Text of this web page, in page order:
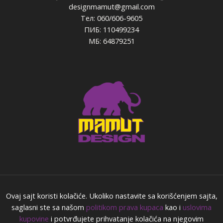
designmamut@gmail.com
Тел: 060/606-9605
ПИБ: 110499234
МБ: 64879251
Ovaj sajt koristi kolačiće. Ukoliko nastavite sa korišćenjem sajta,
saglasni ste sa našom politikom prava kupaca kao i uslovima
kupovine i potvrđujete prihvatanje kolačića na njegovim